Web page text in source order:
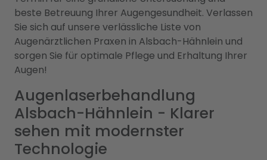
beste Betreuung Ihrer Augengesundheit. Verlassen
Sie sich auf unsere verlässliche Liste von
Augenärztlichen Praxen in Alsbach-Hähnlein und
sorgen Sie für optimale Pflege und Erhaltung Ihrer
Augen!
Augenlaserbehandlung
Alsbach-Hähnlein - Klarer
sehen mit modernster
Technologie